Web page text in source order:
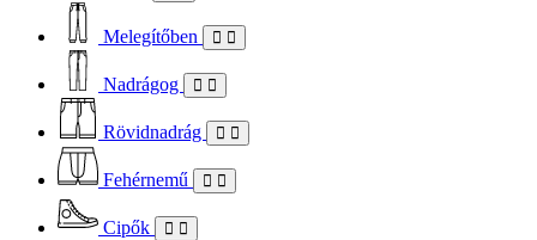
Melegítőben
Nadrágog
Rövidnadrág
Fehérnemű
Cipők